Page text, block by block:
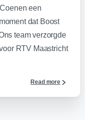
een
dat Boost
team verzorgde
RTV Maastricht
Read more